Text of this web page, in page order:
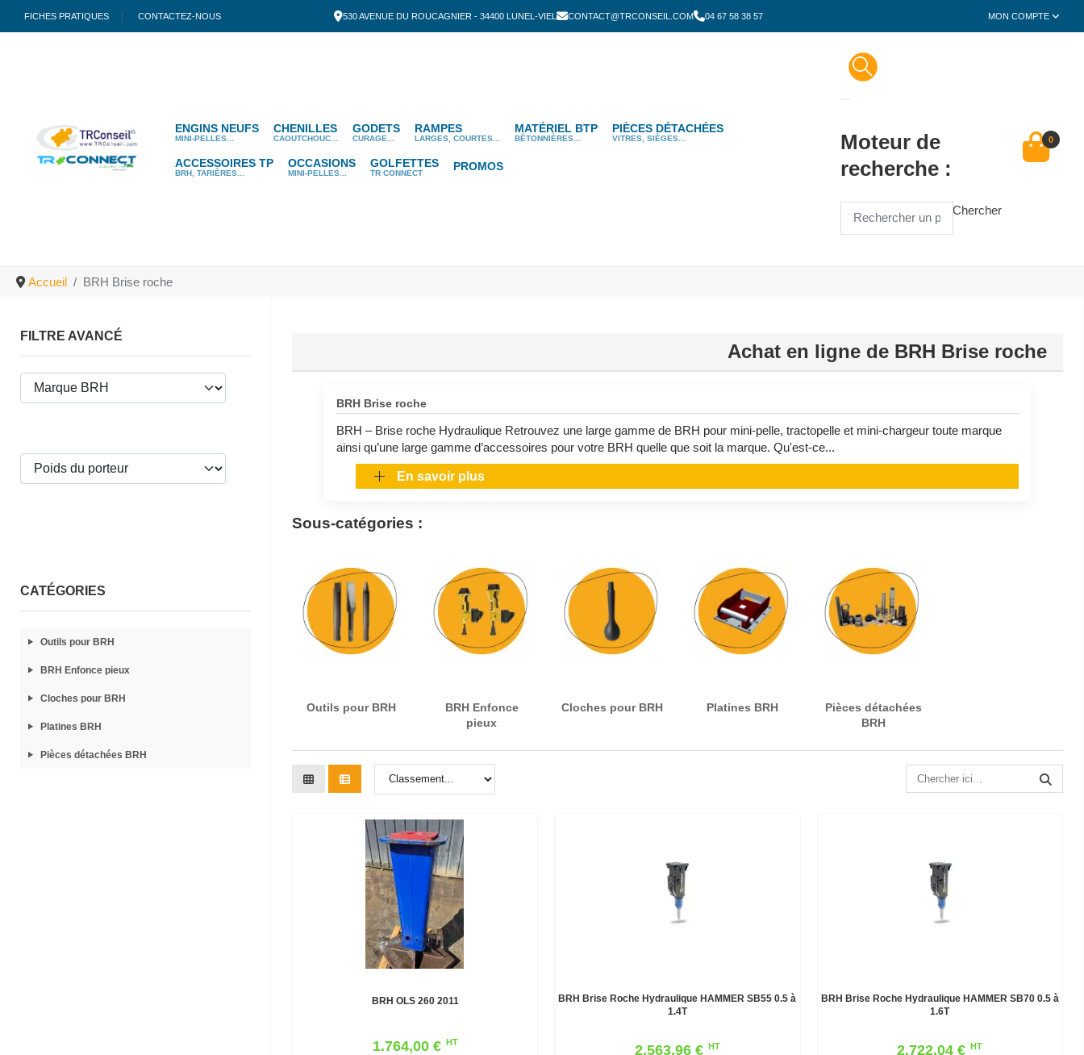
FICHES PRATIQUES CONTACTEZ-NOUS 530 AVENUE DU ROUCAGNIER - 34400 LUNEL-VIEL CONTACT@TRCONSEIL.COM 04 67 58 38 57 MON COMPTE
ENGINS NEUFS
MINI-PELLES...
CHENILLES
CAOUTCHOUC...
GODETS
CURAGE...
RAMPES
LARGES, COURTES...
MATÉRIEL BTP
BÉTONNIÈRES...
PIÈCES DÉTACHÉES
VITRES, SIÈGES...
ACCESSOIRES TP
BRH, TARIÈRES...
OCCASIONS
MINI-PELLES...
GOLFETTES
TR CONNECT PROMOS
Moteur de
recherche :
Chercher
0
Accueil BRH Brise roche
FILTRE AVANCÉ
CATÉGORIES
Outils pour BRH
BRH Enfonce pieux
Cloches pour BRH
Platines BRH
Pièces détachées BRH
Achat en ligne de BRH Brise roche
BRH Brise roche
BRH – Brise roche Hydraulique Retrouvez une large gamme de BRH pour mini-pelle, tractopelle et mini-chargeur toute marque
ainsi qu’une large gamme d’accessoires pour votre BRH quelle que soit la marque. Qu'est-ce...
En savoir plus
Sous-catégories :
Outils pour BRH
BRH Enfonce
pieux
Cloches pour BRH Platines BRH
Pièces détachées
BRH
BRH OLS 260 2011
1.764,00 € HT
BRH Brise Roche Hydraulique HAMMER SB55 0.5 à
1.4T
2.563,96 € HT
BRH Brise Roche Hydraulique HAMMER SB70 0.5 à
1.6T
2.722,04 € HT